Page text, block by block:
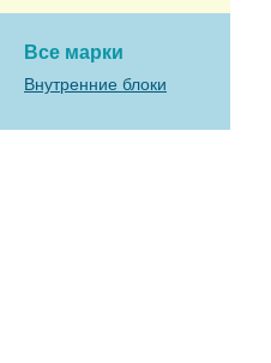
Все марки
Внутренние блоки